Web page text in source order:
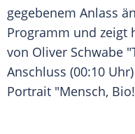
gegebenem Anlass
Programm und zeigt
von Oliver Schwabe
Anschluss (00:10
Portrait "Mensch,